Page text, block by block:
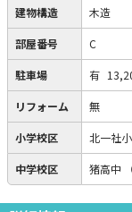
建物構造 木造
部屋番号 C
駐車場 有
リフォーム 無
小学校区 北一社小
中学校区 猪高中